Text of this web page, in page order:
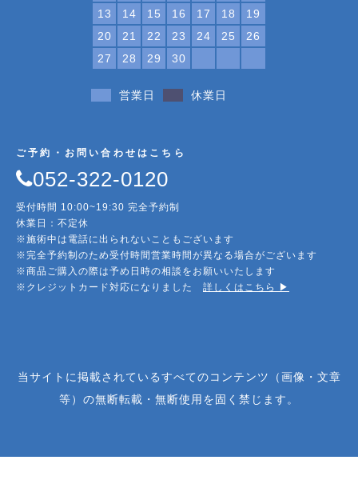
13
14 15 16 17 18
19
20
21 22 23 24 25
26
27
28 29 30
営業日 休業日
ご予約・お問い合わせはこちら
052-322-0120
受付時間 10:00~19:30 完全予約制
休業日：不定休
※施術中は電話に出られないこともございます
※完全予約制のため受付時間営業時間が異なる場合がございます
※商品ご購入の際は予め日時の相談をお願いいたします
※クレジットカード対応になりました 詳しくはこちら ▶︎
当サイトに掲載されているすべてのコンテンツ（画像・文章
等）の無断転載・無断使用を固く禁じます。